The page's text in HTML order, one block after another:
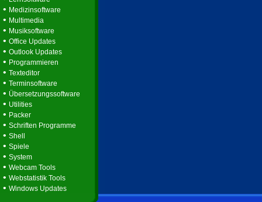
• Medizinsoftware
• Multimedia
• Musiksoftware
• Office Updates
• Outlook Updates
• Programmieren
• Texteditor
• Terminsoftware
• Übersetzungssoftware
• Utilities
• Packer
• Schriften Programme
• Shell
• Spiele
• System
• Webcam Tools
• Webstatistik Tools
• Windows Updates